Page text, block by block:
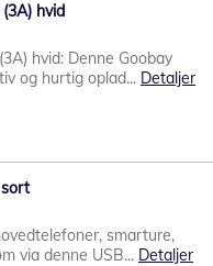
hvid
hvid: Denne Goobay
og hurtig oplad... Detaljer
smarture,
via denne USB... Detaljer